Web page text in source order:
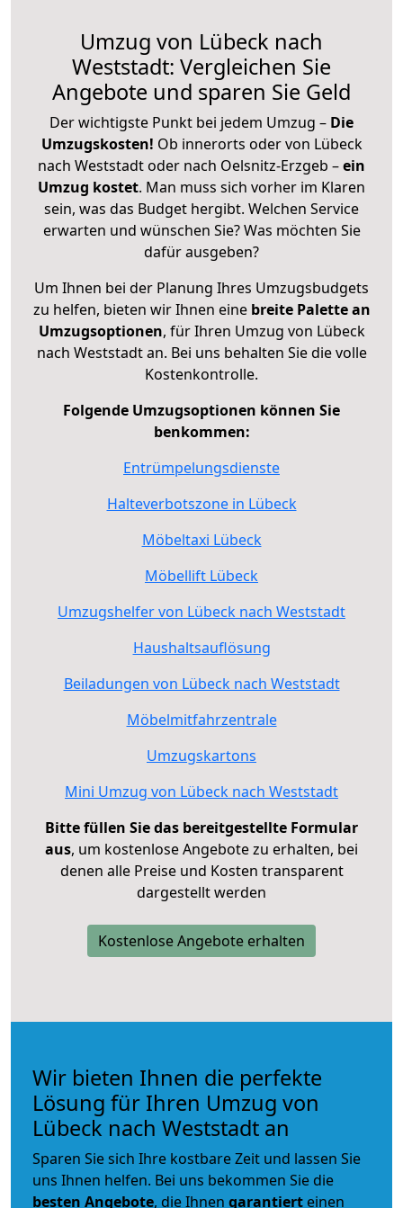
Umzug von Lübeck nach
Weststadt: Vergleichen Sie
Angebote und sparen Sie Geld
Der wichtigste Punkt bei jedem Umzug – Die
Umzugskosten! Ob innerorts oder von Lübeck
nach Weststadt oder nach Oelsnitz-Erzgeb –ein
Umzug kostet. Man muss sich vorher im Klaren
sein, was das Budget hergibt. Welchen Service
erwarten und wünschen Sie? Was möchten Sie
dafür ausgeben?
Um Ihnen bei der Planung Ihres Umzugsbudgets
zu helfen, bieten wir Ihnen eine breite Palette an
Umzugsoptionen, für Ihren Umzug von Lübeck
nach Weststadt an. Bei uns behalten Sie die volle
Kostenkontrolle.
Folgende Umzugsoptionen können Sie
benkommen:
Entrümpelungsdienste
Halteverbotszone in Lübeck
Möbeltaxi Lübeck
Möbellift Lübeck
Umzugshelfer von Lübeck nach Weststadt
Haushaltsauflösung
Beiladungen von Lübeck nach Weststadt
Möbelmitfahrzentrale
Umzugskartons
Mini Umzug von Lübeck nach Weststadt
Bitte füllen Sie das bereitgestellte Formular
aus, um kostenlose Angebote zu erhalten, bei
denen alle Preise und Kosten transparent
dargestellt werden
Kostenlose Angebote erhalten
Wir bieten Ihnen die perfekte
Lösung für Ihren Umzug von
Lübeck nach Weststadt an
Sparen Sie sich Ihre kostbare Zeit und lassen Sie
uns Ihnen helfen. Bei uns bekommen Sie die
besten Angebote, die Ihnen garantiert einen